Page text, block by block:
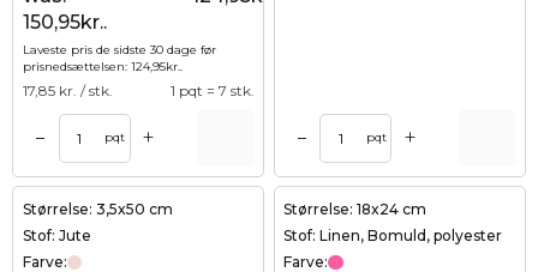
150,95kr..
Laveste pris de sidste 30 dage før
prisnedsættelsen: 124,95kr..
17,85 kr. / stk. 1 pqt = 7 stk.
– pqt + – pqt +
Størrelse: 3,5x50 cm
Stof: Jute
Farve:
Størrelse: 18x24 cm
Stof: Linen, Bomuld, polyester
Farve: